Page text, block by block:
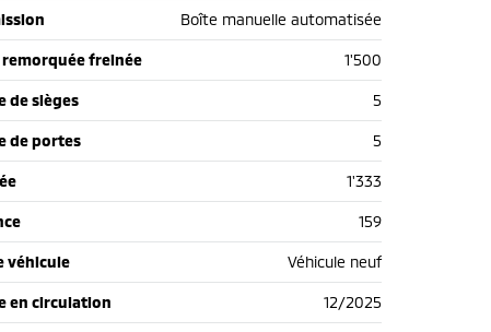
Boîte manuelle automatisée
remorquée freinée 1'500
de sièges 5
de portes 5
1'333
159
véhicule Véhicule neuf
en circulation 12/2025